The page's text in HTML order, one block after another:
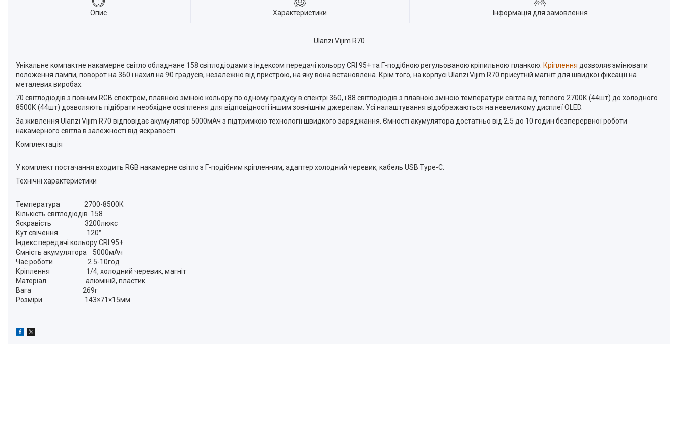
Лінзи-об'єктиви для
смартфонів, фільтри
Перехідники для фототехніки і
адаптери
Мікрофони, стійки, пантографи
Міні вітрові машини
Аксесуари для фото-
Аксесуари для мобільних
Відеоогляди наших клієнтів
Знижки
Сертифікати
Опис Характеристики Інформація для замовлення
Ulanzi Vijim R70
Унікальне компактне накамерне світло обладнане 158 світлодіодами з індексом передачі кольору CRI 95+ та Г-подібною регульованою кріпильною планкою. Кріплення дозволяє змінювати
положення лампи, поворот на 360 і нахил на 90 градусів, незалежно від пристрою, на яку вона встановлена. Крім того, на корпусі Ulanzi Vijim R70 присутній магніт для швидкої фіксації на
металевих виробах.
70 світлодіодів з повним RGB спектром, плавною зміною кольору по одному градусу в спектрі 360, і 88 світлодіодів з плавною зміною температури світла від теплого 2700К (44шт) до холодного
8500К (44шт) дозволяють підібрати необхідне освітлення для відповідності іншим зовнішнім джерелам. Усі налаштування відображаються на невеликому дисплеї OLED.
За живлення Ulanzi Vijim R70 відповідає акумулятор 5000мАч з підтримкою технології швидкого заряджання. Ємності акумулятора достатньо від 2.5 до 10 годин безперервної роботи
накамерного світла в залежності від яскравості.
Комплектація
У комплект постачання входить RGB накамерне світло з Г-подібним кріпленням, адаптер холодний черевик, кабель USB Type-C.
Технічні характеристики
Температура 2700-8500К
Кількість світлодіодів 158
Яскравість 3200люкс
Кут свічення 120°
Індекс передачі кольору CRI 95+
Ємність акумулятора 5000мАч
Час роботи 2.5-10год
Кріплення 1/4, холодний черевик, магніт
Матеріал алюміній, пластик
Вага 269г
Розміри 143×71×15мм